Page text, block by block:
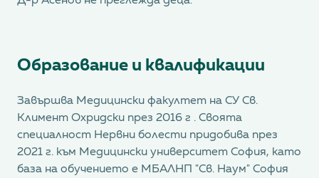
Образование и квалификации
Завършва Медицински факултет на СУ Св.
Климент Охридски през 2016 г . Своята
специалност Нервни болести придобива през
2021 г. към Медицински университет София, като
база на обучението е МБАЛНП "Св. Наум" София